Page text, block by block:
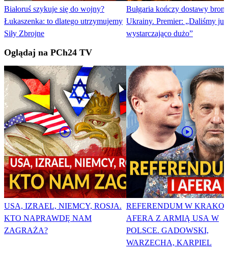
Białoruś szykuje się do wojny?
Łukaszenka: to dlatego utrzymujemy
Siły Zbrojne
Bułgaria kończy dostawy
Ukrainy. Premier: „Daliśmy już
wystarczająco dużo”
Oglądaj na PCh24 TV
USA, IZRAEL, NIEMCY, ROSJA.
KTO NAPRAWDĘ NAM
ZAGRAŻA?
REFERENDUM W
AFERA Z ARMIĄ USA W
POLSCE. GADOWSKI,
WARZECHA, KARPIEL